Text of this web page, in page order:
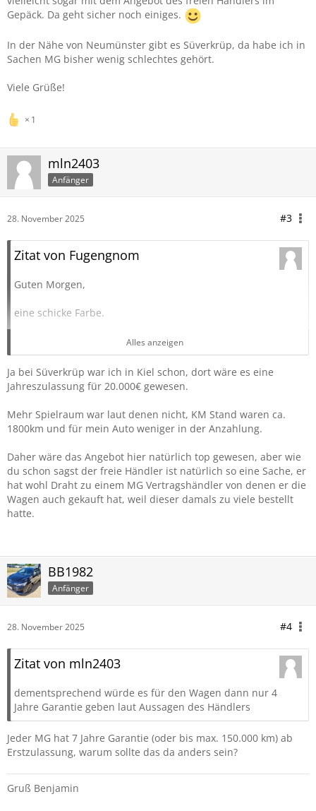
Gepäck. Da geht sicher noch einiges.
In der Nähe von Neumünster gibt es Süverkrüp, da habe ich in
Sachen MG bisher wenig schlechtes gehört.
Viele Grüße!
1
mln2403
Anfänger
28. November 2025 #3
Zitat von Fugengnom
Guten Morgen,
eine schicke Farbe.
Der Preis an sich ist in meinen Augen in Ordnung, Du
solltest aber folgendes beachten:
- Wenn der Händler keinen MG-Vertrag hat, wird er dir auch
- Je nach Aktion bekommst du bei einem MG-
Vertragshändler für "wenig" (wenig hier relativ betrachtet)
In meinen Augen ist gerade bei MG wichtig, dass man einen
kompetenten Ansprechpartner hat. Den wirst du bei einem
"freien" Händler nicht finden. Mir persönlich wäre das
Risiko zu groß.
lassen, vielleicht sogar mit dem Angebot des freien
Händlers im Gepäck. Da geht sicher noch einiges.
In der Nähe von Neumünster gibt es Süverkrüp, da habe ich
Alles anzeigen
Ja bei Süverkrüp war ich in Kiel schon, dort wäre es eine
Jahreszulassung für 20.000€ gewesen.
Mehr Spielraum war laut denen nicht, KM Stand waren ca.
1800km und für mein Auto weniger in der Anzahlung.
Daher wäre das Angebot hier natürlich top gewesen, aber wie
du schon sagst der freie Händler ist natürlich so eine Sache, er
hat wohl Draht zu einem MG Vertragshändler von denen er die
Wagen auch gekauft hat, weil dieser damals zu viele bestellt
hatte.
BB1982
Anfänger
28. November 2025 #4
Zitat von mln2403
dementsprechend würde es für den Wagen dann nur 4
Jahre Garantie geben laut Aussagen des Händlers
Jeder MG hat 7 Jahre Garantie (oder bis max. 150.000 km) ab
Erstzulassung, warum sollte das da anders sein?
Gruß Benjamin